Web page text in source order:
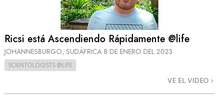
Ricsi está Ascendiendo Rápidamente @life
JOHANNESBURGO, SUDÁFRICA 8 DE ENERO DEL 2023
SCIENTOLOGISTS @LIFE
VE EL VIDEO